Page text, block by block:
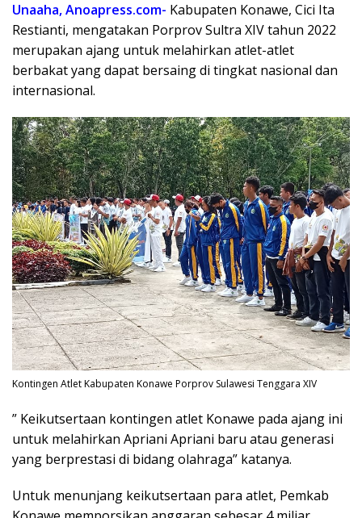
Unaaha, Anoapress.com- Kabupaten Konawe, Cici Ita
Restianti, mengatakan Porprov Sultra XIV tahun 2022
merupakan ajang untuk melahirkan atlet-atlet
berbakat yang dapat bersaing di tingkat nasional dan
internasional.
Kontingen Atlet Kabupaten Konawe Porprov Sulawesi Tenggara XIV
” Keikutsertaan kontingen atlet Konawe pada ajang ini
untuk melahirkan Apriani Apriani baru atau generasi
yang berprestasi di bidang olahraga” katanya.
Untuk menunjang keikutsertaan para atlet, Pemkab